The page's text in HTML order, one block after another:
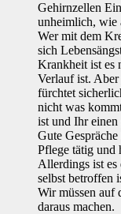
Gehirnzellen
unheimlich, wie
Wer mit dem
sich
Krankheit ist es
Verlauf ist. Aber
fürchtet
nicht was
ist und Ihr einen
Gute
Pflege tätig und
Allerdings ist es
selbst betroffen
Wir müssen auf
daraus machen.